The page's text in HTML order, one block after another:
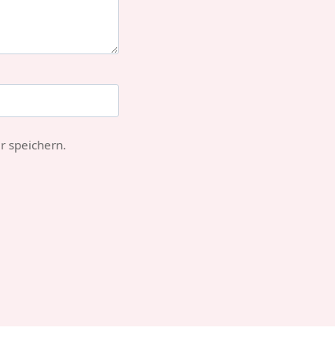
speichern.